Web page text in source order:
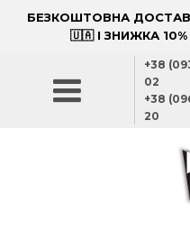
БЕЗКОШТОВНА
🇺🇦 І ЗНИЖКА
+38
02
+38
20